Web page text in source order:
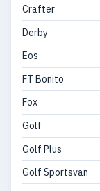
Crafter
Derby
Eos
FT Bonito
Fox
Golf
Golf Plus
Golf Sportsvan